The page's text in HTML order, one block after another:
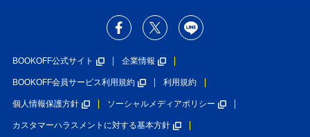
BOOKOFF公式サイト 企業情報
BOOKOFF会員サービス利用規約 利用規約
個人情報保護方針 ソーシャルメディアポリシー
カスタマーハラスメントに対する基本方針